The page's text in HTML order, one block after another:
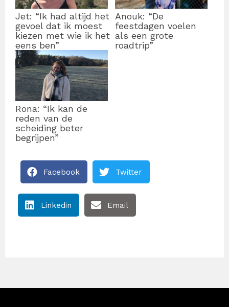
Jet: “Ik had altijd het
gevoel dat ik moest
kiezen met wie ik het
eens ben”
Anouk: “De
feestdagen voelen
als een grote
roadtrip”
Rona: “Ik kan de
reden van de
scheiding beter
begrijpen”
Facebook Twitter
Linkedin Email